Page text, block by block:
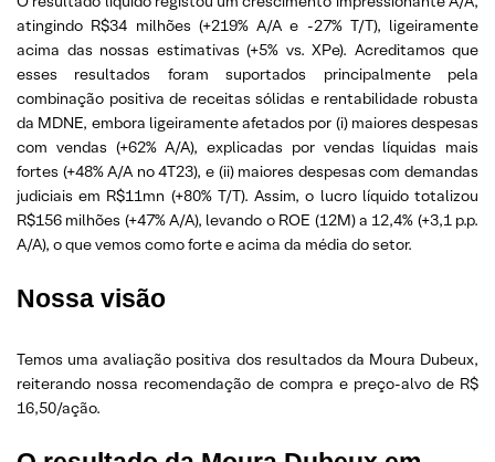
atingindo R$34 milhões (+219% A/A e -27% T/T), ligeiramente
acima das nossas estimativas (+5% vs. XPe). Acreditamos que
esses resultados foram suportados principalmente pela
combinação positiva de receitas sólidas e rentabilidade robusta
da MDNE, embora ligeiramente afetados por (i) maiores despesas
com vendas (+62% A/A), explicadas por vendas líquidas mais
fortes (+48% A/A no 4T23), e (ii) maiores despesas com demandas
judiciais em R$11mn (+80% T/T). Assim, o lucro líquido totalizou
R$156 milhões (+47% A/A), levando o ROE (12M) a 12,4% (+3,1 p.p.
A/A), o que vemos como forte e acima da média do setor.
Nossa visão
Temos uma avaliação positiva dos resultados da Moura Dubeux,
reiterando nossa recomendação de compra e preço-alvo de R$
16,50/ação.